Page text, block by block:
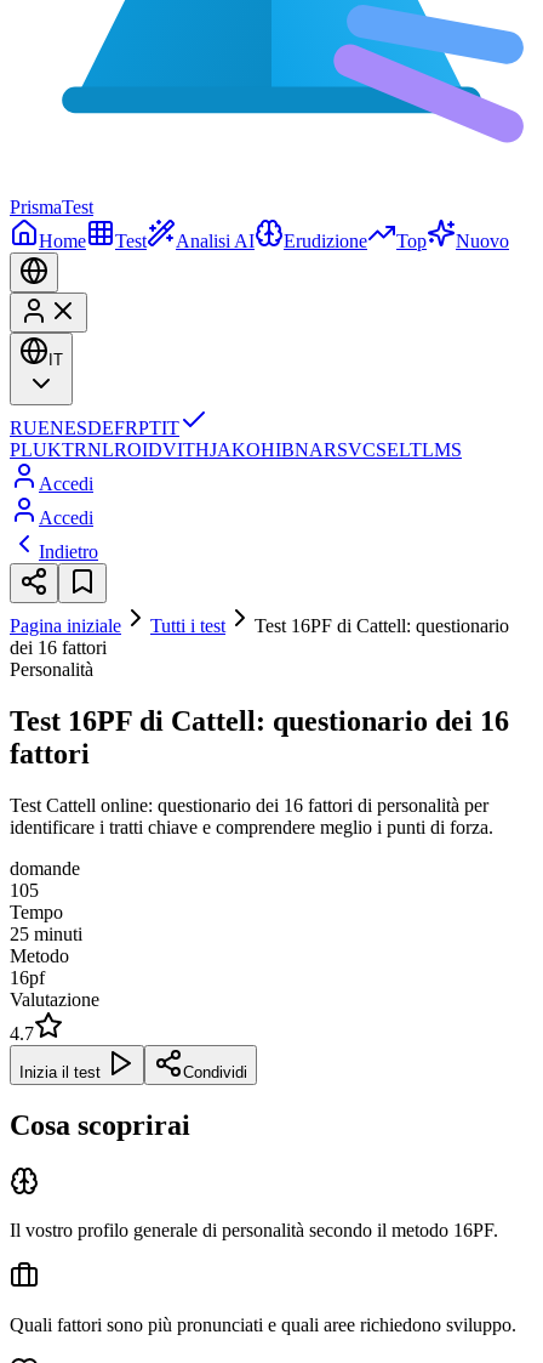
PrismaTest
Home
Test Analisi AI Erudizione Top Nuovo
IT
RUENESDEFRPTIT
PLUKTRNLROIDVITHJAKOHIBNARSVCSELTLMS
Accedi
Accedi
Indietro
Pagina iniziale Tutti i test
Test 16PF di Cattell: questionario
dei 16 fattori
Personalità
Test 16PF di Cattell: questionario dei 16
fattori
Test Cattell online: questionario dei 16 fattori di personalità per
identificare i tratti chiave e comprendere meglio i punti di forza.
domande
105
Tempo
25 minuti
Metodo
16pf
Valutazione
4.7
Inizia il test Condividi
Cosa scoprirai
Il vostro profilo generale di personalità secondo il metodo 16PF.
Quali fattori sono più pronunciati e quali aree richiedono sviluppo.